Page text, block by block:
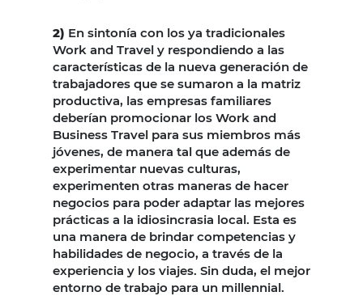
2) En sintonía con los ya tradicionales
Work and Travel y respondiendo a las
características de la nueva generación de
trabajadores que se sumaron a la matriz
productiva, las empresas familiares
deberían promocionar los Work and
Business Travel para sus miembros más
jóvenes, de manera tal que además de
experimentar nuevas culturas,
experimenten otras maneras de hacer
negocios para poder adaptar las mejores
prácticas a la idiosincrasia local. Esta es
una manera de brindar competencias y
habilidades de negocio, a través de la
experiencia y los viajes. Sin duda, el mejor
entorno de trabajo para un millennial.